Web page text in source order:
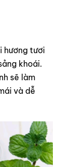
hương tươi
khoái.
sẽ làm
và dễ